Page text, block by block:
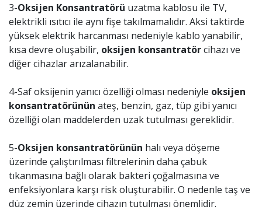
3-Oksijen Konsantratörü uzatma kablosu ile TV,
elektrikli ısıtıcı ile aynı fişe takılmamalıdır. Aksi taktirde
yüksek elektrik harcanması nedeniyle kablo yanabilir,
kısa devre oluşabilir, oksijen konsantratörcihazı ve
diğer cihazlar arızalanabilir.
4-Saf oksijenin yanıcı özelliği olması nedeniyle oksijen
konsantratörünün ateş, benzin, gaz, tüp gibi yanıcı
özelliği olan maddelerden uzak tutulması gereklidir.
5-Oksijen konsantratörünün halı veya döşeme
üzerinde çalıştırılması filtrelerinin daha çabuk
tıkanmasına bağlı olarak bakteri çoğalmasına ve
enfeksiyonlara karşı risk oluşturabilir. O nedenle taş ve
düz zemin üzerinde cihazın tutulması önemlidir.